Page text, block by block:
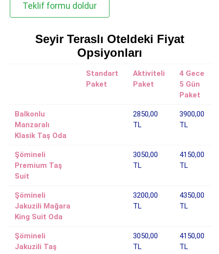
Teklif formu doldur
Seyir Teraslı Oteldeki Fiyat
Opsiyonları
Standart
Paket
Aktiviteli
Paket
4 Gece
5 Gün
Paket
Balkonlu
Manzaralı
Klasik Taş Oda
2850,00
TL
3900,00
TL
Şömineli
Premium Taş
Suit
3050,00
TL
4150,00
TL
Şömineli
Jakuzili Mağara
King Suit Oda
3200,00
TL
4350,00
TL
Şömineli
Jakuzili Taş
3050,00
TL
4150,00
TL